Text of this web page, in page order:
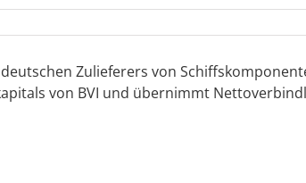
Zulieferers von
von BVI und übernimmt